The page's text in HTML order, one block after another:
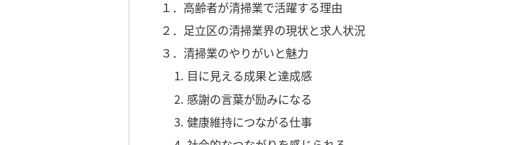
１．高齢者が清掃業で活躍する理由
２．足立区の清掃業界の現状と求人状況
３．清掃業のやりがいと魅力
1. 目に見える成果と達成感
2. 感謝の言葉が励みになる
3. 健康維持につながる仕事